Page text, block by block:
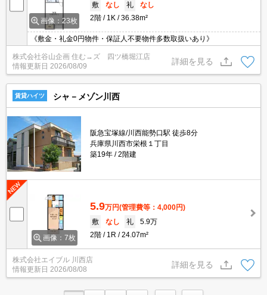
画像：23枚
敷
なし 礼
なし
2階
1K 36.38m²
《敷金・礼金0円物件・保証人不要物件多数取扱いあり》
株式会社谷山企画 住む→ズ 四ツ橋堀江店
情報更新日 2026/08/09
詳細を見る
賃貸ハイツ シャ－メゾン川西
阪急宝塚線/川西能勢口駅 徒歩8分
兵庫県川西市栄根１丁目
築19年
2階建
画像：7枚
5.9万円(管理費等：4,000円)
敷
なし 礼
5.9万
2階
1R 24.07m²
株式会社エイブル 川西店
情報更新日 2026/08/08
詳細を見る